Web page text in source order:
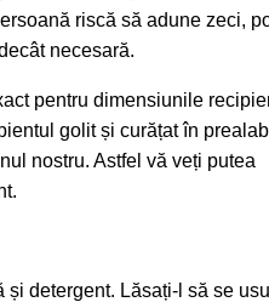
riscă să adune zeci,
necesară.
pentru dimensiunile
golit și curățat în
nostru. Astfel vă veți putea
detergent. Lăsați-l să se